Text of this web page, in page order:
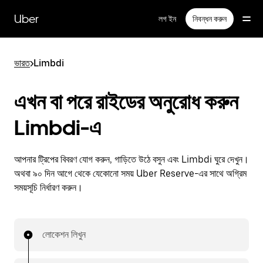
প্রধান
বিষয়সূচিতে
Uber লগ ইন নিবন্ধন করুন
ভারত>Limbdi
এখন বা পরে রাইডের অনুরোধ করুন
Limbdi-এ
আপনার ট্রিপের বিবরণ যোগ করুন, গাড়িতে উঠে বসুন এবং Limbdi ঘুরে দেখুন।
অথবা ৯০ দিন আগে থেকে যেকোনো সময় Uber Reserve-এর সাথে অগ্রিম
সময়সূচি নির্ধারণ করুন।
লোকেশন লিখুন